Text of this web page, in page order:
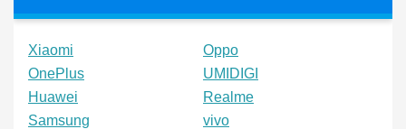
Xiaomi
Oppo
OnePlus
UMIDIGI
Huawei
Realme
Samsung
vivo